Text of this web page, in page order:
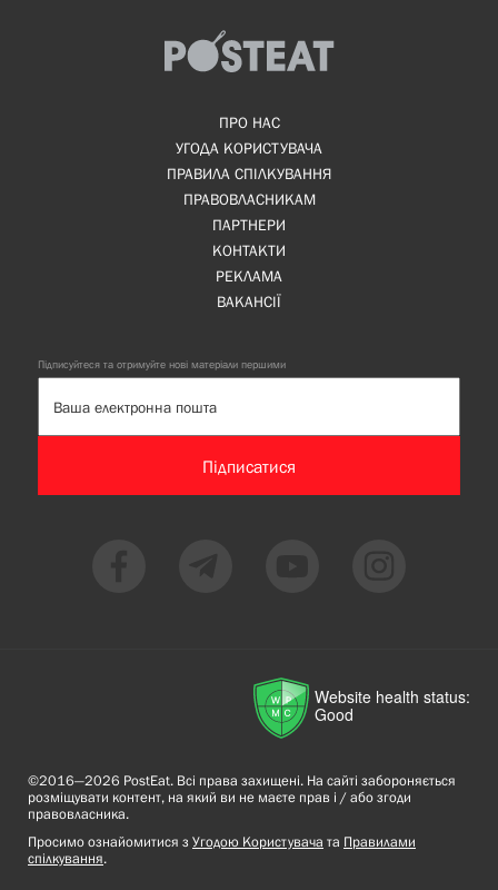
ПРО НАС
УГОДА КОРИСТУВАЧА
ПРАВИЛА СПІЛКУВАННЯ
ПРАВОВЛАСНИКАМ
ПАРТНЕРИ
КОНТАКТИ
РЕКЛАМА
ВАКАНСІЇ
Підписуйтеся та отримуйте нові матеріали першими
Підписатися
Website health status:
Good
©2016—2026 PostEat. Всі права захищені. На сайті забороняється
розміщувати контент, на який ви не маєте прав і / або згоди
правовласника.
Просимо ознайомитися з Угодою Користувача та Правилами
спілкування.